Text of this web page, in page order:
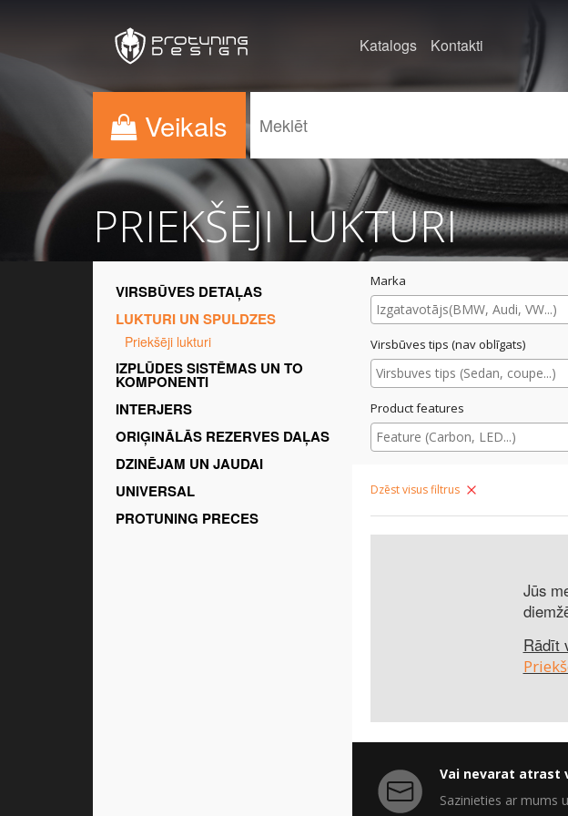
Katalogs Kontakti
Veikals
PRIEKŠĒJI LUKTURI
VIRSBŪVES DETAĻAS
LUKTURI UN SPULDZES
Priekšēji lukturi
IZPLŪDES SISTĒMAS UN TO
KOMPONENTI
INTERJERS
ORIĢINĀLĀS REZERVES DAĻAS
DZINĒJAM UN JAUDAI
UNIVERSAL
PROTUNING PRECES
Marka
Virsbūves tips (nav oblīgats)
Product features
Dzēst visus filtrus
Jūs
Rādīt
Vai nevarat atrast
Sazinieties ar mums